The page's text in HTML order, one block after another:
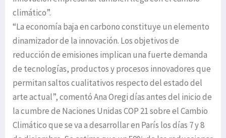
climático”.
“La economía baja en carbono constituye un elemento
dinamizador de la innovación. Los objetivos de
reducción de emisiones implican una fuerte demanda
de tecnologías, productos y procesos innovadores que
permitan saltos cualitativos respecto del estado del
arte actual”, comentó Ana Oregi días antes del inicio de
la cumbre de Naciones Unidas COP 21 sobre el Cambio
Climático que se va a desarrollar en París los días 7 y 8